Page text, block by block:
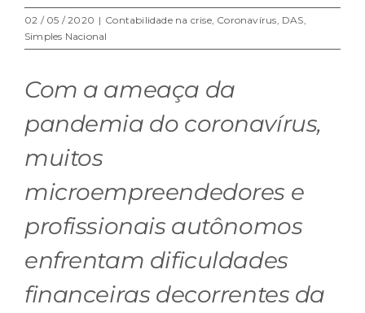
02 / 05 / 2020 | Contabilidade na crise, Coronavírus, DAS,
Simples Nacional
Com a ameaça da
pandemia do coronavírus,
muitos
microempreendedores e
profissionais autônomos
enfrentam dificuldades
financeiras decorrentes da